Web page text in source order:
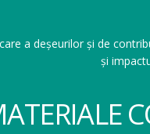
a deșeurilor și de
și